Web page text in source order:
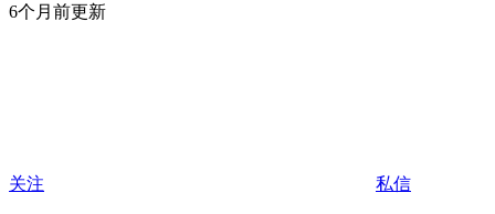
6个月前更新
关注 私信